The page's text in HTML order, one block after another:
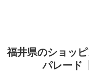
福井県のショッ
パレード